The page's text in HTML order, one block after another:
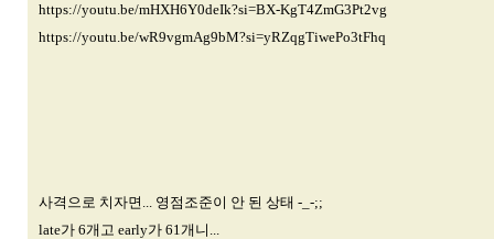
https://youtu.be/mHXH6Y0deIk?si=BX-KgT4ZmG3Pt2vg
https://youtu.be/wR9vgmAg9bM?si=yRZqgTiwePo3tFhq
사격으로 치자면... 영점조준이 안 된 상태 -_-;;
late가 6개고 early가 61개니...